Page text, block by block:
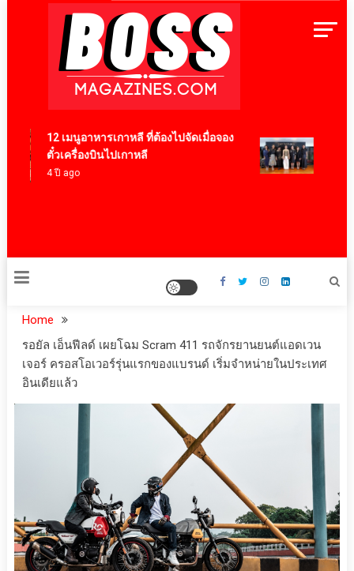
BossMagazinesThailand
12 เมนูอาหารเกาหลี ที่ต้องไปจัดเมื่อจอง
ตั๋วเครื่องบินไปเกาหลี
4 ปี ago
Home
รอยัล เอ็นฟีลด์ เผยโฉม Scram 411 รถจักรยานยนต์แอดเวน
เจอร์ ครอสโอเวอร์รุ่นแรกของแบรนด์ เริ่มจำหน่ายในประเทศ
อินเดียแล้ว